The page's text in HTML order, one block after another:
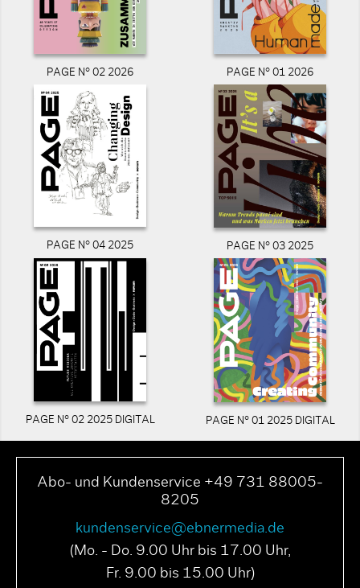
PAGE N° 02 2026 PAGE N° 01 2026
PAGE N° 04 2025 PAGE N° 03 2025
PAGE N° 02 2025 DIGITAL PAGE N° 01 2025 DIGITAL
Abo- und Kundenservice +49 731 88005-
8205
kundenservice@ebnermedia.de
(Mo. - Do. 9.00 Uhr bis 17.00 Uhr,
Fr. 9.00 bis 15.00 Uhr)